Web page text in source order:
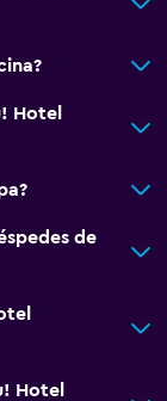
Hotel
de
Hotel